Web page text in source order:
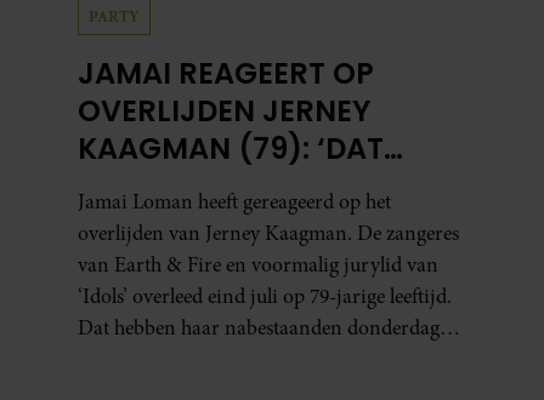
PARTY
JAMAI REAGEERT OP
OVERLIJDEN JERNEY
KAAGMAN (79): ‘DAT
VERTROUWEN ZAL IK
NOOIT VERGETEN’
Jamai Loman heeft gereageerd op het
overlijden van Jerney Kaagman. De zangeres
van Earth & Fire en voormalig jurylid van
‘Idols’ overleed eind juli op 79-jarige leeftijd.
Dat hebben haar nabestaanden donderdag